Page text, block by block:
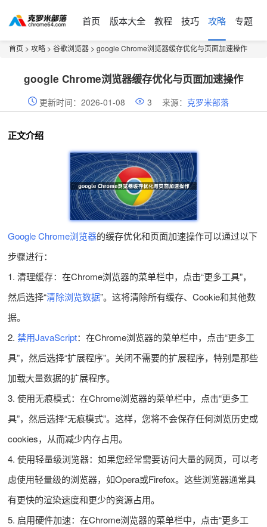
首页 版本大全 教程 技巧 攻略 专题
首页 > 攻略 > 谷歌浏览器 > google Chrome浏览器缓存优化与页面加速操作
google Chrome浏览器缓存优化与页面加速操作
更新时间：2026-01-08 3 来源： 克罗米部落
正文介绍
Google Chrome浏览器的缓存优化和页面加速操作可以通过以下
步骤进行：
1. 清理缓存：在Chrome浏览器的菜单栏中，点击“更多工具”，
然后选择“清除浏览数据”。这将清除所有缓存、Cookie和其他数
据。
2. 禁用JavaScript：在Chrome浏览器的菜单栏中，点击“更多工
具”，然后选择“扩展程序”。关闭不需要的扩展程序，特别是那些
加载大量数据的扩展程序。
3. 使用无痕模式：在Chrome浏览器的菜单栏中，点击“更多工
具”，然后选择“无痕模式”。这样，您将不会保存任何浏览历史或
cookies，从而减少内存占用。
4. 使用轻量级浏览器：如果您经常需要访问大量的网页，可以考
虑使用轻量级的浏览器，如Opera或Firefox。这些浏览器通常具
有更快的渲染速度和更少的资源占用。
5. 启用硬件加速：在Chrome浏览器的菜单栏中，点击“更多工